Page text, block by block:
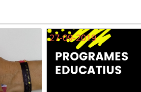
27-09-2019